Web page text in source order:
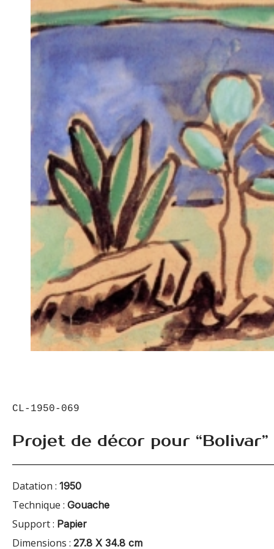
CL-1950-069
Projet de décor pour “Bolivar”
Datation : 1950
Technique : Gouache
Support : Papier
Dimensions : 27.8 X 34.8 cm